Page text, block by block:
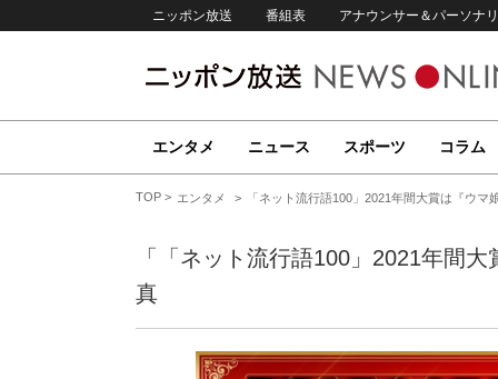
ニッポン放送 番組表 アナウンサー＆パーソナ
エンタメ ニュース スポーツ コラム
TOP エンタメ 「ネット流行語100」2021年間大賞は『ウ
「「ネット流行語100」2021年間
真